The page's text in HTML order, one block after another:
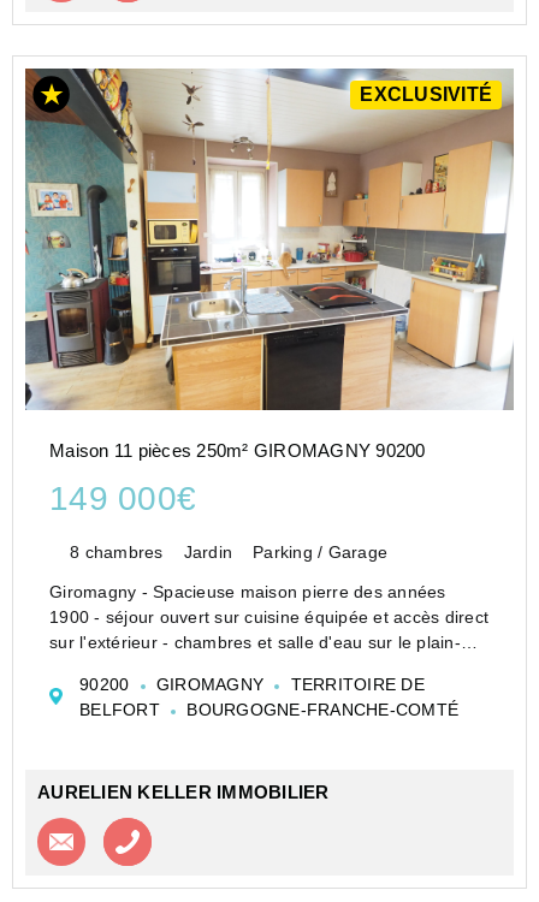
EXCLUSIVITÉ
Maison 11 pièces 250m² GIROMAGNY 90200
149 000€
8 chambres Jardin Parking / Garage
Giromagny - Spacieuse maison pierre des années
1900 - séjour ouvert sur cuisine équipée et accès direct
sur l'extérieur - chambres et salle d'eau sur le plain-
sanitaires - chauffage par pompe à cha...
90200 GIROMAGNY
TERRITOIRE DE
BELFORT
BOURGOGNE-FRANCHE-COMTÉ
AURELIEN KELLER IMMOBILIER
Contacter l'agence